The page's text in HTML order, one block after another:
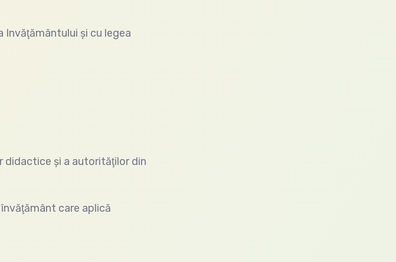
şi cu legea
şi a autorităţilor din
care aplică